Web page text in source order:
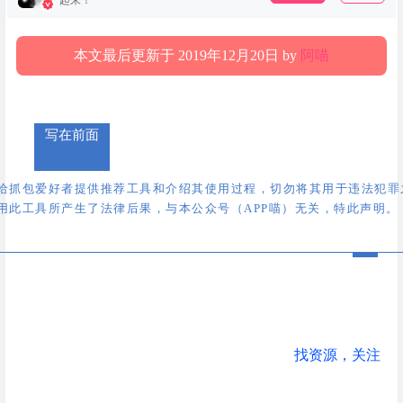
本文最后更新于 2019年12月20日 by 阿喵
写在前面
抓包爱好者提供推荐工具和介绍其使用过程，切勿将其用于违法犯
此工具所产生了法律后果，与本公众号（APP喵）无关，特此声明。
找资源，关注